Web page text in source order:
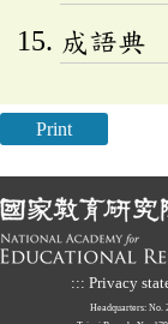
成語典
Print
::: Privacy
Headquarters: No.